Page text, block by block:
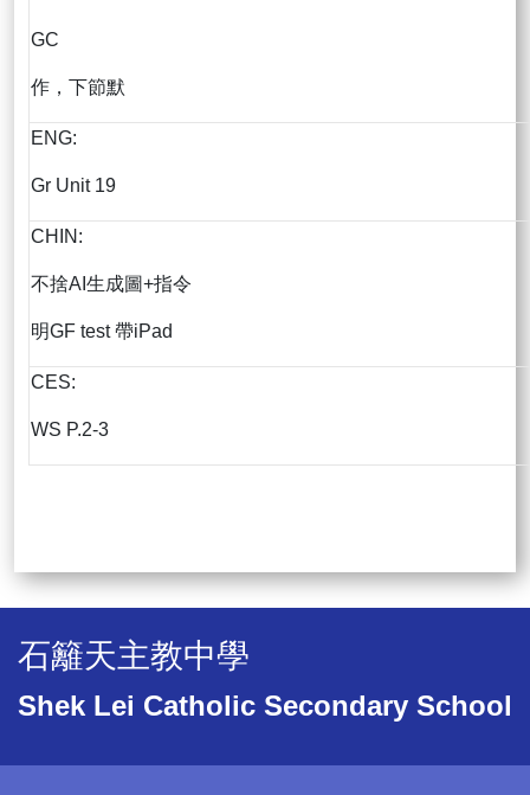
GC
作，下節默
ENG:
Gr Unit 19
CHIN:
不捨AI生成圖+指令
明GF test 帶iPad
CES:
WS P.2-3
石籬天主教中學
Shek Lei Catholic Secondary School